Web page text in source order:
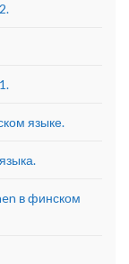
языке.
в финском